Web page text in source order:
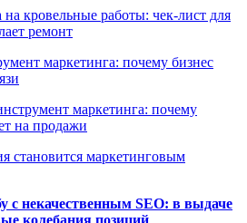
кровельные работы: чек-лист для
ремонт
маркетинга: почему бизнес
маркетинга: почему
на продажи
становится маркетинговым
с некачественным SEO: в выдаче
колебания позиций